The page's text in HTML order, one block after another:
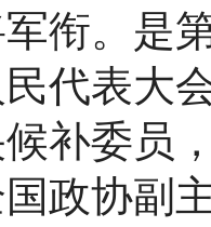
衔。是
代表大
补委员
政协副